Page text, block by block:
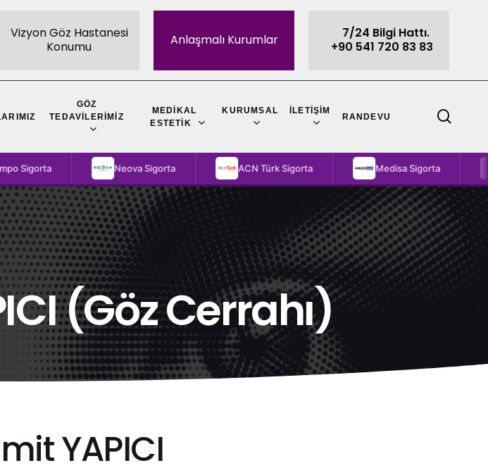
Vizyon Göz Hastanesi
Konumu
Anlaşmalı Kurumlar
7/24 Bilgi Hattı.
+90 541 720 83 83
GÖZ
TEDAVILERIMIZ
MEDIKAL
ESTETIK
KURUMSAL İLETIŞIM
RANDEVU
Neova Sigorta ACN Türk Sigorta Medisa Sigorta
(Göz Cerrahı)
YAPICI